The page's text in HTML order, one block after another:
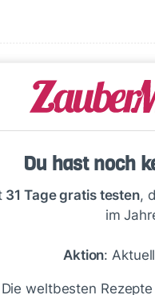
Du hast noch
31 Tage gratis testen,
im
Aktion: Aktuell
Die weltbesten